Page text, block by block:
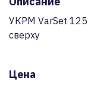
УКРМ VarSet 125
сверху
Цена